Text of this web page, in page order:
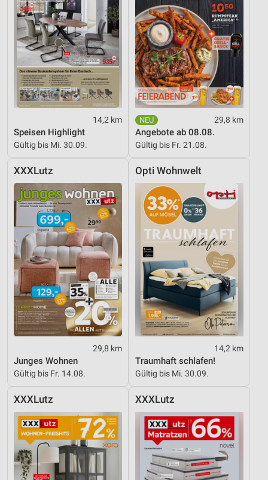
14,2 km
Speisen Highlight
Gültig bis Mi. 30.09.
29,8 km
Angebote ab 08.08.
Gültig bis Fr. 21.08.
XXXLutz
29,8 km
Junges Wohnen
Gültig bis Fr. 14.08.
Opti Wohnwelt
14,2 km
Traumhaft schlafen!
Gültig bis Mi. 30.09.
XXXLutz XXXLutz